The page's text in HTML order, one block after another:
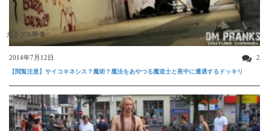
ガクブル映像
2014年7月12日 2
【閲覧注意】サイコキネシス？魔術？魔法をあやつる魔道士と夜中に遭遇するドッキリ